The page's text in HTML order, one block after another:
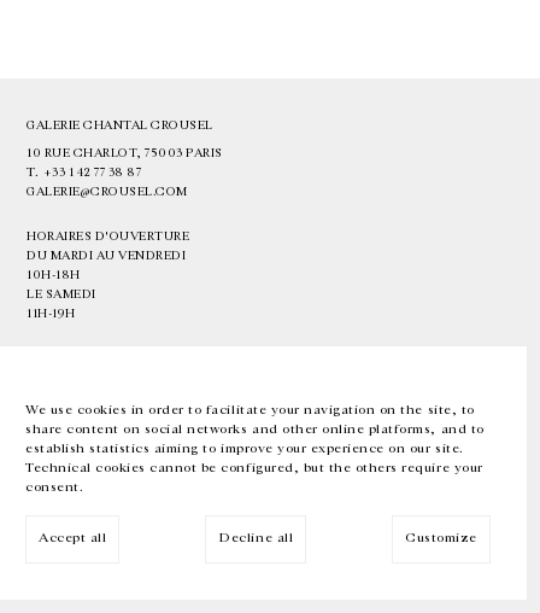
We use cookies in order to facilitate your navigation on the site, to
share content on social networks and other online platforms, and to
establish statistics aiming to improve your experience on our site.
Technical cookies cannot be configured, but the others require your
consent.
Accept all Decline all Customize
GALERIE CHANTAL CROUSEL
10 RUE CHARLOT, 75003 PARIS
T. +33 1 42 77 38 87
GALERIE@CROUSEL.COM
HORAIRES D'OUVERTURE
DU MARDI AU VENDREDI
10H-18H
LE SAMEDI
11H-19H
EN FR 中文 Facebook Instagram
Inscrivez-vous à notre newsletter